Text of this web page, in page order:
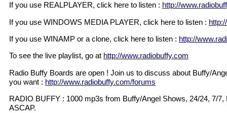
If you use REALPLAYER, click here to listen : http://
If you use WINDOWS MEDIA PLAYER, click here to listen :
If you use WINAMP or a clone, click here to listen : http://
To see the live playlist, go at http://www.radiobuffy.com
Radio Buffy Boards are open ! Join us to discuss about Buffy/
you want : http://www.radiobuffy.com/forums
RADIO BUFFY : 1000 mp3s from Buffy/Angel Shows, 24/24, 7/7,
ASCAP.